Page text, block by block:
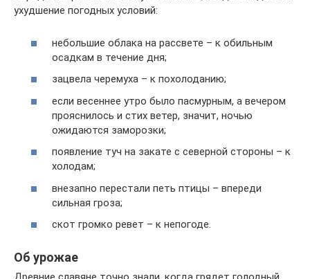
ухудшение погодных условий:
небольшие облака на рассвете – к обильным
осадкам в течение дня;
зацвела черемуха – к похолоданию;
если весеннее утро было пасмурным, а вечером
прояснилось и стих ветер, значит, ночью
ожидаются заморозки;
появление туч на закате с северной стороны – к
холодам;
внезапно перестали петь птицы – впереди
сильная гроза;
скот громко ревет – к непогоде.
Об урожае